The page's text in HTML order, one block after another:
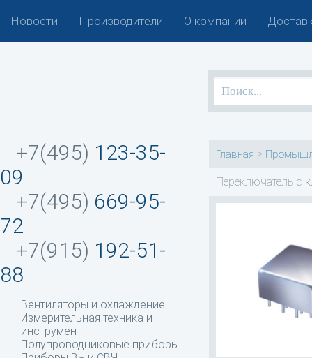
Новости Производители О компании
+7(495) 123-35-
09
+7(495) 669-95-
72
+7(915) 192-51-
88
Вентиляторы и охлаждение
Измерительная техника и
инструмент
Полупроводниковые приборы
Главная >
Переключатель с